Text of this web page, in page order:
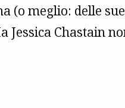
(o meglio: delle
Jessica Chastain